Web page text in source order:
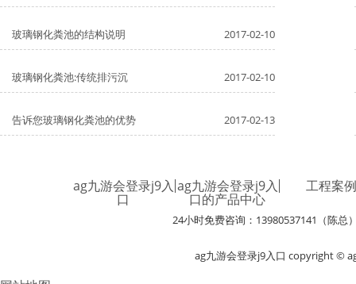
玻璃钢化粪池的结构说明 2017-02-10
玻璃钢化粪池:传统排污沉 2017-02-10
告诉您玻璃钢化粪池的优势 2017-02-13
ag九游会登录j9入
口
ag九游会登录j9入
口的产品中心
工程案例
24小时免费咨询：13980537141（陈总
ag九游会登录j9入口 copyright ©